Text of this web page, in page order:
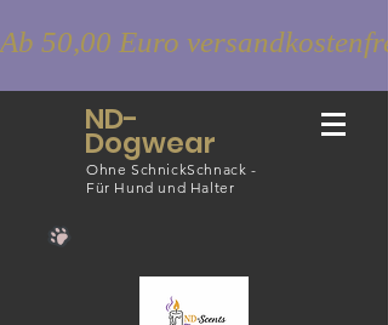
Ab 50,00 Euro versandkostenfrei
ND-
Dogwear
Ohne SchnickSchnack -
Für Hund und Halter